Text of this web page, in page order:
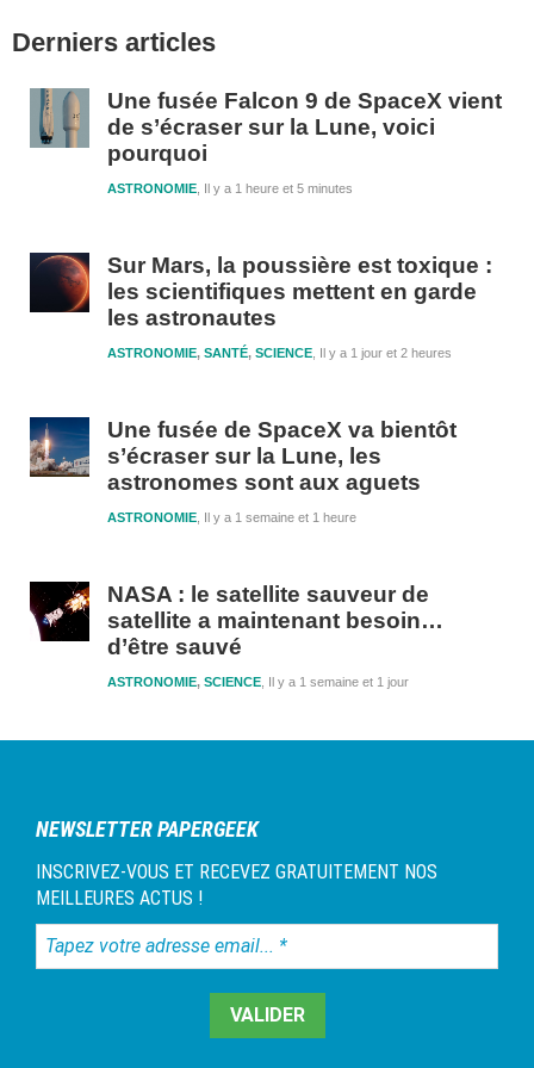
latérale
Derniers articles
Une fusée Falcon 9 de SpaceX vient
de s’écraser sur la Lune, voici
pourquoi
Il y a 1 heure et 5 minutes
ASTRONOMIE
Sur Mars, la poussière est toxique :
les scientifiques mettent en garde
les astronautes
Il y a 1 jour et 2 heures
ASTRONOMIE, SANTÉ, SCIENCE
Une fusée de SpaceX va bientôt
s’écraser sur la Lune, les
astronomes sont aux aguets
Il y a 1 semaine et 1 heure
ASTRONOMIE
NASA : le satellite sauveur de
satellite a maintenant besoin…
d’être sauvé
Il y a 1 semaine et 1 jour
ASTRONOMIE, SCIENCE
NEWSLETTER PAPERGEEK
INSCRIVEZ-VOUS ET RECEVEZ GRATUITEMENT NOS
MEILLEURES ACTUS !
Tapez
votre